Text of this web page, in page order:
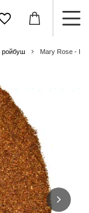
ройбуш Mary Rose -